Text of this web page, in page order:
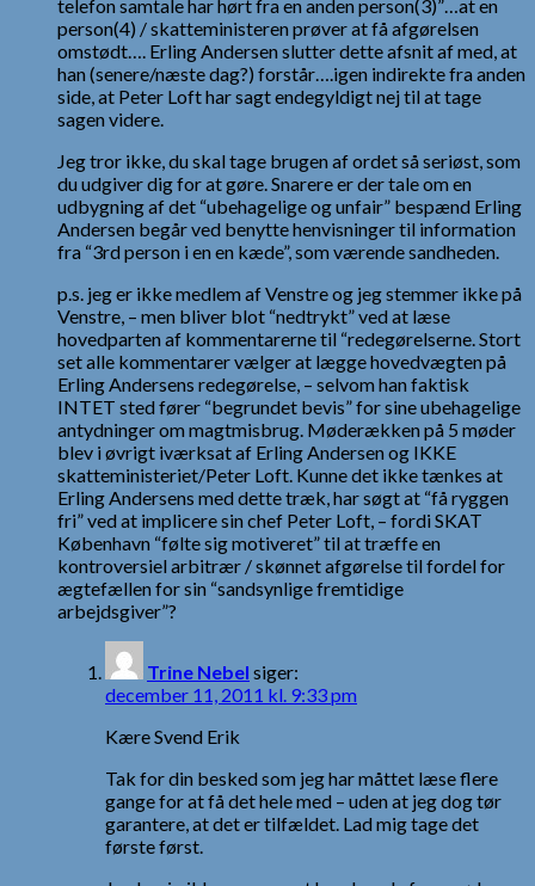
telefon samtale har hørt fra en anden person(3)”…at en
person(4) / skatteministeren prøver at få afgørelsen
omstødt…. Erling Andersen slutter dette afsnit af med, at
han (senere/næste dag?) forstår….igen indirekte fra anden
side, at Peter Loft har sagt endegyldigt nej til at tage
sagen videre.
Jeg tror ikke, du skal tage brugen af ordet så seriøst, som
du udgiver dig for at gøre. Snarere er der tale om en
udbygning af det “ubehagelige og unfair” bespænd Erling
Andersen begår ved benytte henvisninger til information
fra “3rd person i en en kæde”, som værende sandheden.
p.s. jeg er ikke medlem af Venstre og jeg stemmer ikke på
Venstre, – men bliver blot “nedtrykt” ved at læse
hovedparten af kommentarerne til “redegørelserne. Stort
set alle kommentarer vælger at lægge hovedvægten på
Erling Andersens redegørelse, – selvom han faktisk
INTET sted fører “begrundet bevis” for sine ubehagelige
antydninger om magtmisbrug. Møderækken på 5 møder
blev i øvrigt iværksat af Erling Andersen og IKKE
skatteministeriet/Peter Loft. Kunne det ikke tænkes at
Erling Andersens med dette træk, har søgt at “få ryggen
fri” ved at implicere sin chef Peter Loft, – fordi SKAT
København “følte sig motiveret” til at træffe en
kontroversiel arbitrær / skønnet afgørelse til fordel for
ægtefællen for sin “sandsynlige fremtidige
arbejdsgiver”?
Trine Nebel siger:
december 11, 2011 kl. 9:33 pm
Kære Svend Erik
Tak for din besked som jeg har måttet læse flere
gange for at få det hele med – uden at jeg dog tør
garantere, at det er tilfældet. Lad mig tage det
første først.